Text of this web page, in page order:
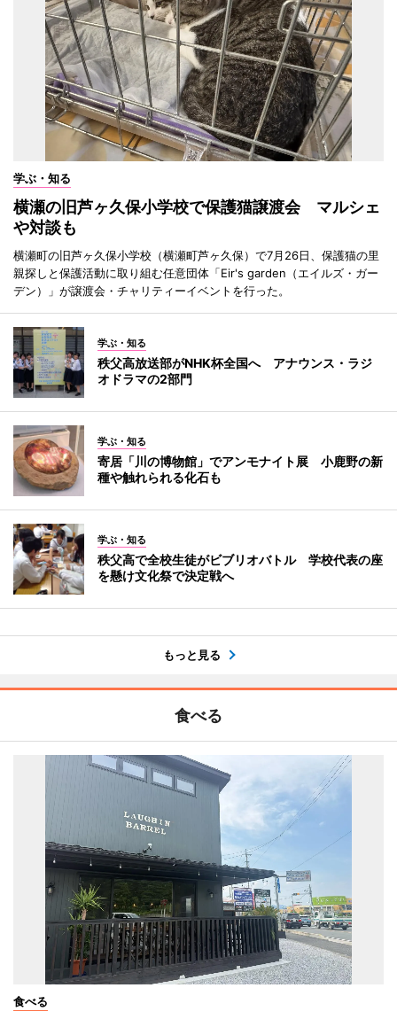
学ぶ・知る
横瀬の旧芦ヶ久保小学校で保護猫譲渡会 マルシェ
や対談も
横瀬町の旧芦ヶ久保小学校（横瀬町芦ヶ久保）で7月26日、保護猫の里
親探しと保護活動に取り組む任意団体「Eir's garden（エイルズ・ガー
デン）」が譲渡会・チャリティーイベントを行った。
学ぶ・知る
秩父高放送部がNHK杯全国へ アナウンス・ラジ
オドラマの2部門
学ぶ・知る
寄居「川の博物館」でアンモナイト展 小鹿野の新
種や触れられる化石も
学ぶ・知る
秩父高で全校生徒がビブリオバトル 学校代表の座
を懸け文化祭で決定戦へ
もっと見る
食べる
食べる